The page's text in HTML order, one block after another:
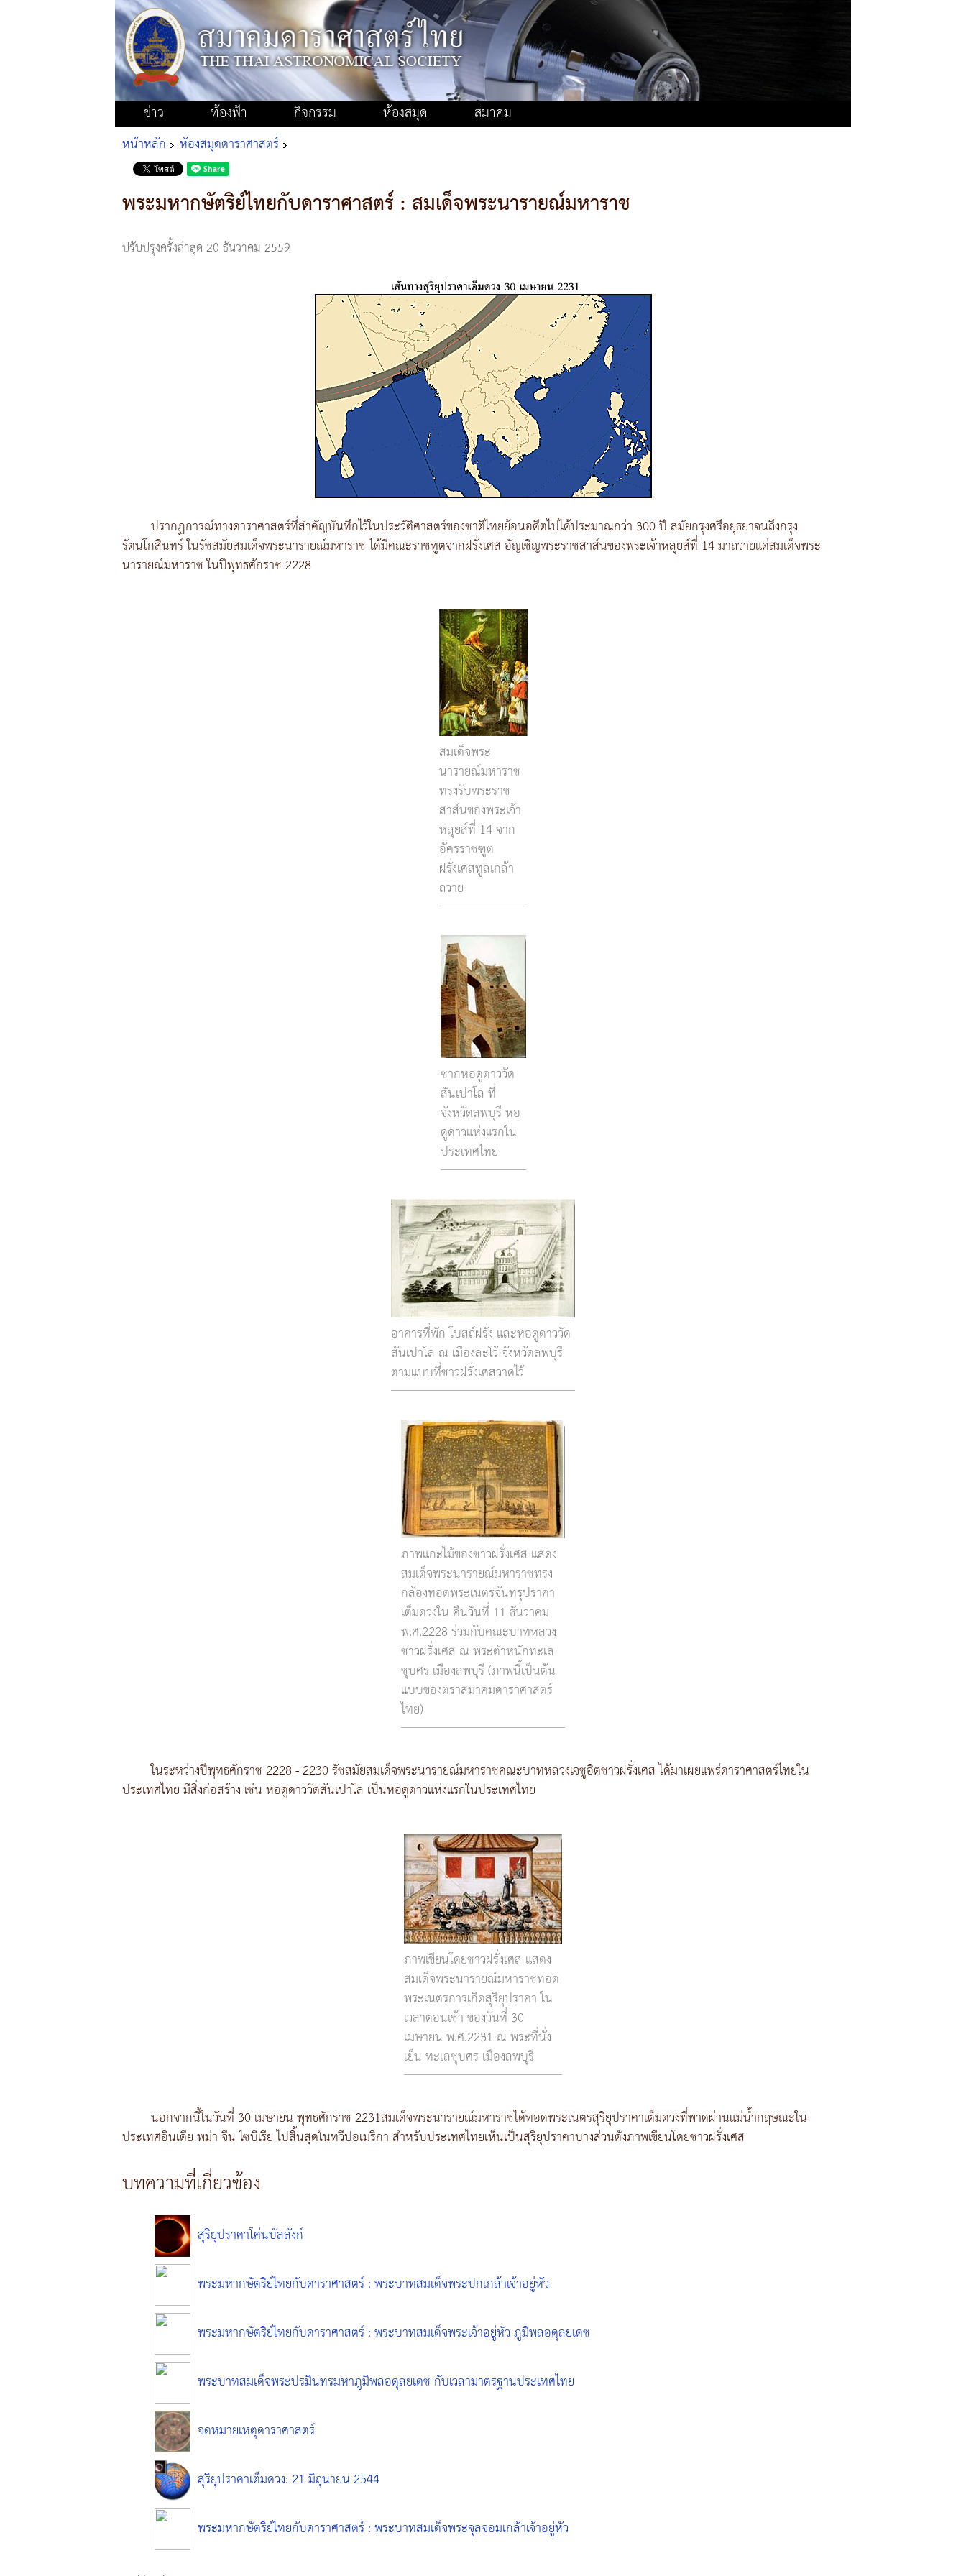
ข่าว ท้องฟ้า กิจกรรม ห้องสมุด สมาคม
หน้าหลัก ห้องสมุดดาราศาสตร์
พระมหากษัตริย์ไทยกับดาราศาสตร์ : สมเด็จพระนารายณ์มหาราช
ปรับปรุงครั้งล่าสุด 20 ธันวาคม 2559
ปรากฏการณ์ทางดาราศาสตร์ที่สำคัญบันทึกไว้ในประวัติศาสตร์ของชาติไทยย้อนอดีตไปได้ประมาณกว่า 300 ปี สมัยกรุงศรีอยุธยาจนถึงกรุง
รัตนโกสินทร์ ในรัชสมัยสมเด็จพระนารายณ์มหาราช ได้มีคณะราชทูตจากฝรั่งเศส อัญเชิญพระราชสาส์นของพระเจ้าหลุยส์ที่ 14 มาถวายแด่สมเด็จพระ
นารายณ์มหาราช ในปีพุทธศักราช 2228
สมเด็จพระ
นารายณ์มหาราช
ทรงรับพระราช
สาส์นของพระเจ้า
หลุยส์ที่ 14 จาก
อัครราชฑูต
ฝรั่งเศสทูลเกล้า
ถวาย
ซากหอดูดาววัด
สันเปาโล ที่
จังหวัดลพบุรี หอ
ดูดาวแห่งแรกใน
ประเทศไทย
อาคารที่พัก โบสถ์ฝรั่ง และหอดูดาววัด
สันเปาโล ณ เมืองละโว้ จังหวัดลพบุรี
ตามแบบที่ชาวฝรั่งเศสวาดไว้
ภาพแกะไม้ของชาวฝรั่งเศส แสดง
สมเด็จพระนารายณ์มหาราชทรง
กล้องทอดพระเนตรจันทรุปราคา
เต็มดวงใน คืนวันที่ 11 ธันวาคม
พ.ศ.2228 ร่วมกับคณะบาทหลวง
ชาวฝรั่งเศส ณ พระตำหนักทะเล
ชุบศร เมืองลพบุรี (ภาพนี้เป็นต้น
แบบของตราสมาคมดาราศาสตร์
ไทย)
ในระหว่างปีพุทธศักราช 2228 - 2230 รัชสมัยสมเด็จพระนารายณ์มหาราชคณะบาทหลวงเจชูอิตชาวฝรั่งเศส ได้มาเผยแพร่ดาราศาสตร์ไทยใน
ประเทศไทย มีสิ่งก่อสร้าง เช่น หอดูดาววัดสันเปาโล เป็นหอดูดาวแห่งแรกในประเทศไทย
ภาพเขียนโดยชาวฝรั่งเศส แสดง
สมเด็จพระนารายณ์มหาราชทอด
พระเนตรการเกิดสุริยุปราคา ใน
เวลาตอนเช้า ของวันที่ 30
เมษายน พ.ศ.2231 ณ พระที่นั่ง
เย็น ทะเลชุบศร เมืองลพบุรี
นอกจากนี้ในวันที่ 30 เมษายน พุทธศักราช 2231สมเด็จพระนารายณ์มหาราชได้ทอดพระเนตรสุริยุปราคาเต็มดวงที่พาดผ่านแม่น้ำกฤษณะใน
ประเทศอินเดีย พม่า จีน ไซบีเรีย ไปสิ้นสุดในทวีปอเมริกา สำหรับประเทศไทยเห็นเป็นสุริยุปราคาบางส่วนดังภาพเขียนโดยชาวฝรั่งเศส
บทความที่เกี่ยวข้อง
สุริยุปราคาโค่นบัลลังก์
พระมหากษัตริย์ไทยกับดาราศาสตร์ : พระบาทสมเด็จพระปกเกล้าเจ้าอยู่หัว
พระมหากษัตริย์ไทยกับดาราศาสตร์ : พระบาทสมเด็จพระเจ้าอยู่หัว ภูมิพลอดุลยเดช
พระบาทสมเด็จพระปรมินทรมหาภูมิพลอดุลยเดช กับเวลามาตรฐานประเทศไทย
จดหมายเหตุดาราศาสตร์
สุริยุปราคาเต็มดวง: 21 มิถุนายน 2544
พระมหากษัตริย์ไทยกับดาราศาสตร์ : พระบาทสมเด็จพระจุลจอมเกล้าเจ้าอยู่หัว